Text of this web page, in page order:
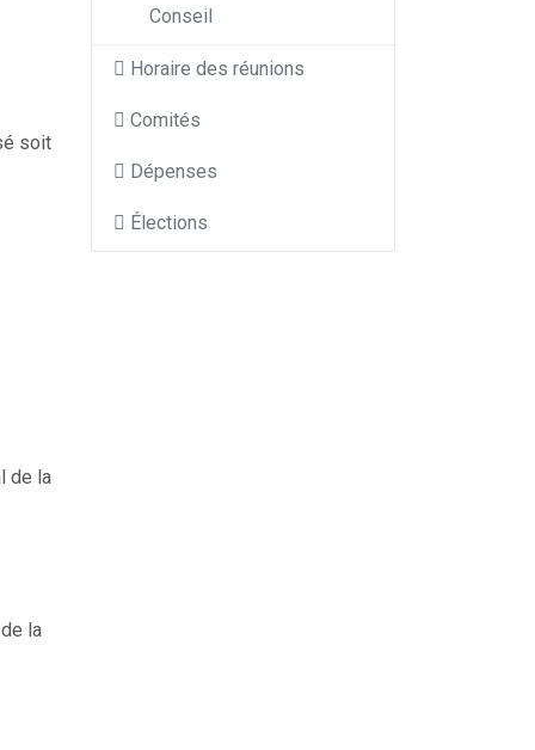
soit
de la
la
Conseil
Horaire des réunions
Comités
Dépenses
Élections